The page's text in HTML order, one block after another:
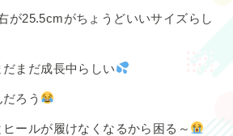
が25.5cmがちょうどいいサイズらし
まだ成長中らしい
ろう
ールが履けなくなるから困る～